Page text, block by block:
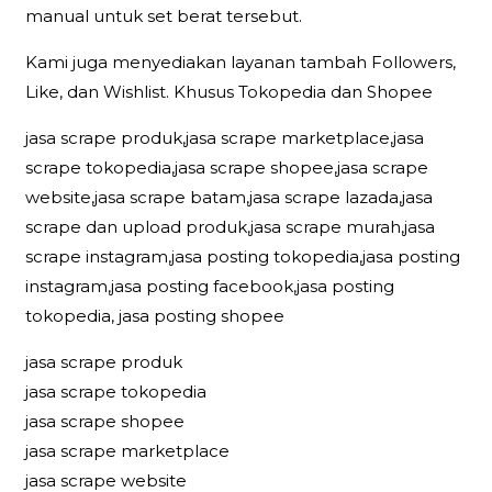
manual untuk set berat tersebut.
Kami juga menyediakan layanan tambah Followers,
Like, dan Wishlist. Khusus Tokopedia dan Shopee
jasa scrape produk,jasa scrape marketplace,jasa
scrape tokopedia,jasa scrape shopee,jasa scrape
website,jasa scrape batam,jasa scrape lazada,jasa
scrape dan upload produk,jasa scrape murah,jasa
scrape instagram,jasa posting tokopedia,jasa posting
instagram,jasa posting facebook,jasa posting
tokopedia, jasa posting shopee
jasa scrape produk
jasa scrape tokopedia
jasa scrape shopee
jasa scrape marketplace
jasa scrape website